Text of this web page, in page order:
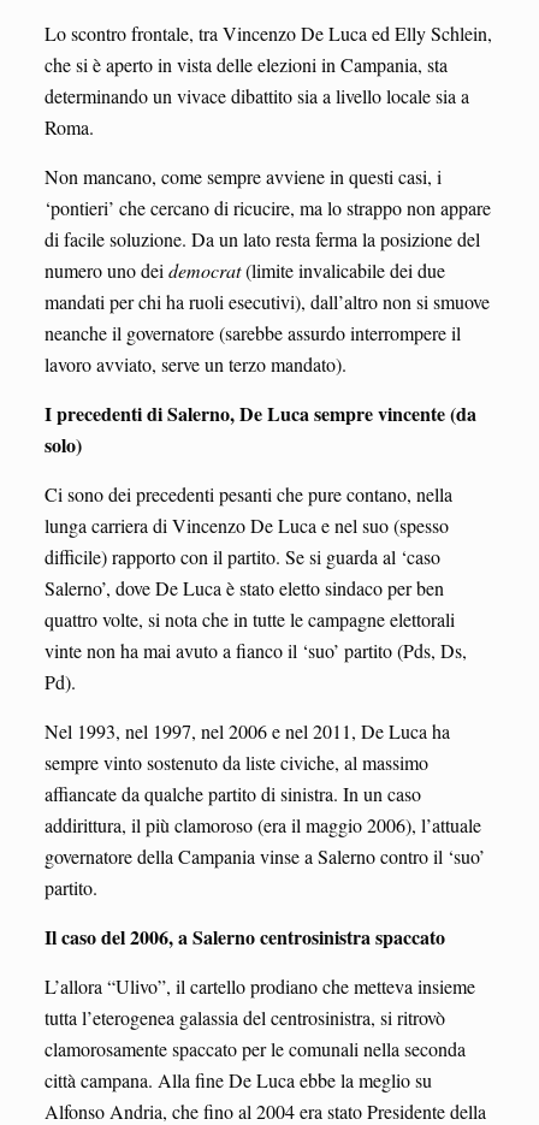
Lo scontro frontale, tra Vincenzo De Luca ed Elly Schlein,
che si è aperto in vista delle elezioni in Campania, sta
determinando un vivace dibattito sia a livello locale sia a
Roma.
Non mancano, come sempre avviene in questi casi, i
‘pontieri’ che cercano di ricucire, ma lo strappo non appare
di facile soluzione. Da un lato resta ferma la posizione del
numero uno dei democrat(limite invalicabile dei due
mandati per chi ha ruoli esecutivi), dall’altro non si smuove
neanche il governatore (sarebbe assurdo interrompere il
lavoro avviato, serve un terzo mandato).
I precedenti di Salerno, De Luca sempre vincente (da
solo)
Ci sono dei precedenti pesanti che pure contano, nella
lunga carriera di Vincenzo De Luca e nel suo (spesso
difficile) rapporto con il partito. Se si guarda al ‘caso
Salerno’, dove De Luca è stato eletto sindaco per ben
quattro volte, si nota che in tutte le campagne elettorali
vinte non ha mai avuto a fianco il ‘suo’ partito (Pds, Ds,
Pd).
Nel 1993, nel 1997, nel 2006 e nel 2011, De Luca ha
sempre vinto sostenuto da liste civiche, al massimo
affiancate da qualche partito di sinistra. In un caso
addirittura, il più clamoroso (era il maggio 2006), l’attuale
governatore della Campania vinse a Salerno contro il ‘suo’
partito.
Il caso del 2006, a Salerno centrosinistra spaccato
L’allora “Ulivo”, il cartello prodiano che metteva insieme
tutta l’eterogenea galassia del centrosinistra, si ritrovò
clamorosamente spaccato per le comunali nella seconda
città campana. Alla fine De Luca ebbe la meglio su
Alfonso Andria, che fino al 2004 era stato Presidente della